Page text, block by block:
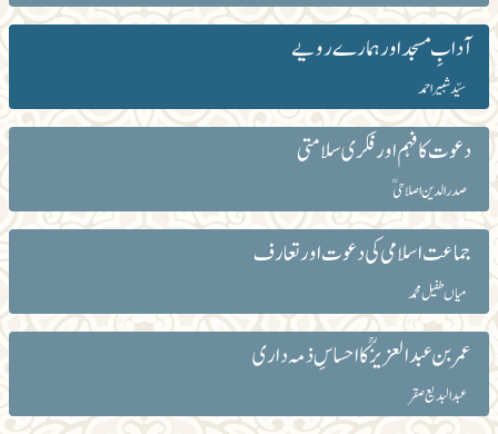
آدابِ مسجد اور ہمارے رویے
سیّد شبیراحمد
دعوت کا فہم اور فکری سلامتی
صدر الدین اصلاحیؒ
جماعت اسلامی کی دعوت اور تعارف
میاں طفیل محمد
عمر بن عبدالعزیزؒ کا احساسِ ذمہ داری
عبدالبدیع صقر